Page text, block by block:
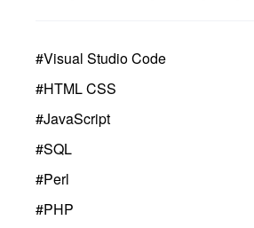
#Visual Studio Code
#HTML CSS
#JavaScript
#SQL
#Perl
#PHP